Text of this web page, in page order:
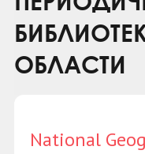
ОБЛАСТИ
National